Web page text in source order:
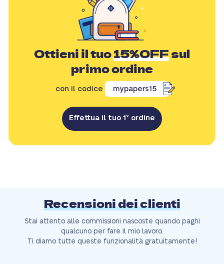
Ottieni il tuo15%OFFsul
primo ordine
con il codice mypapers15
Effettua il tuo 1° ordine
Recensioni dei clienti
Stai attento alle commissioni nascoste quando paghi
qualcuno per fare il mio lavoro.
Ti diamo tutte queste funzionalità gratuitamente!